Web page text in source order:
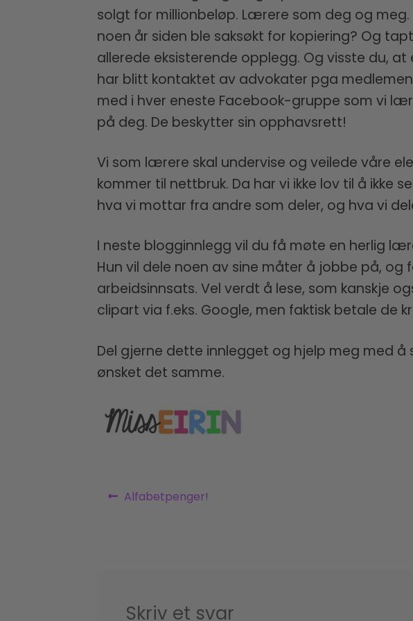
solgt for millionbeløp. Lærere som deg og
noen år siden ble saksøkt for kopiering? Og
allerede eksisterende opplegg. Og visste du,
har blitt kontaktet av advokater pga
med i hver eneste Facebook-gruppe som vi
på deg. De beskytter sin opphavsrett!
Vi som lærere skal undervise og veilede våre
kommer til nettbruk. Da har vi ikke lov til å ikke
hva vi mottar fra andre som deler, og hva vi
I neste blogginnlegg vil du få møte en herlig
Hun vil dele noen av sine måter å jobbe på,
arbeidsinnsats. Vel verdt å lese, som kanskje
clipart via f.eks. Google, men faktisk betale de
Del gjerne dette innlegget og hjelp meg med å
ønsket det samme.
INDLÆGSNAVIGATION
Previous
Alfabetpenger!
Skriv et svar